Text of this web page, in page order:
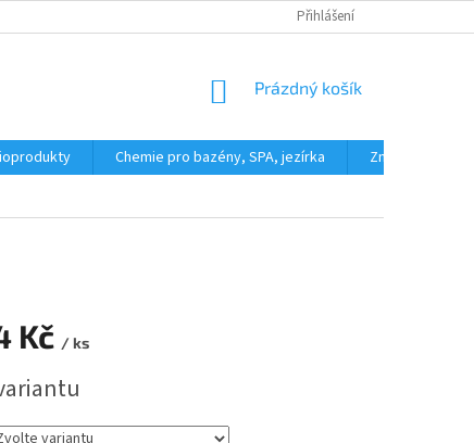
FORMULÁŘ PRO ODSTOUPENÍ OD KUPNÍ
Přihlášení
NÁKUPNÍ
Prázdný košík
Chemie pro bazény, SPA, jezírka
Značky
Kč / ks